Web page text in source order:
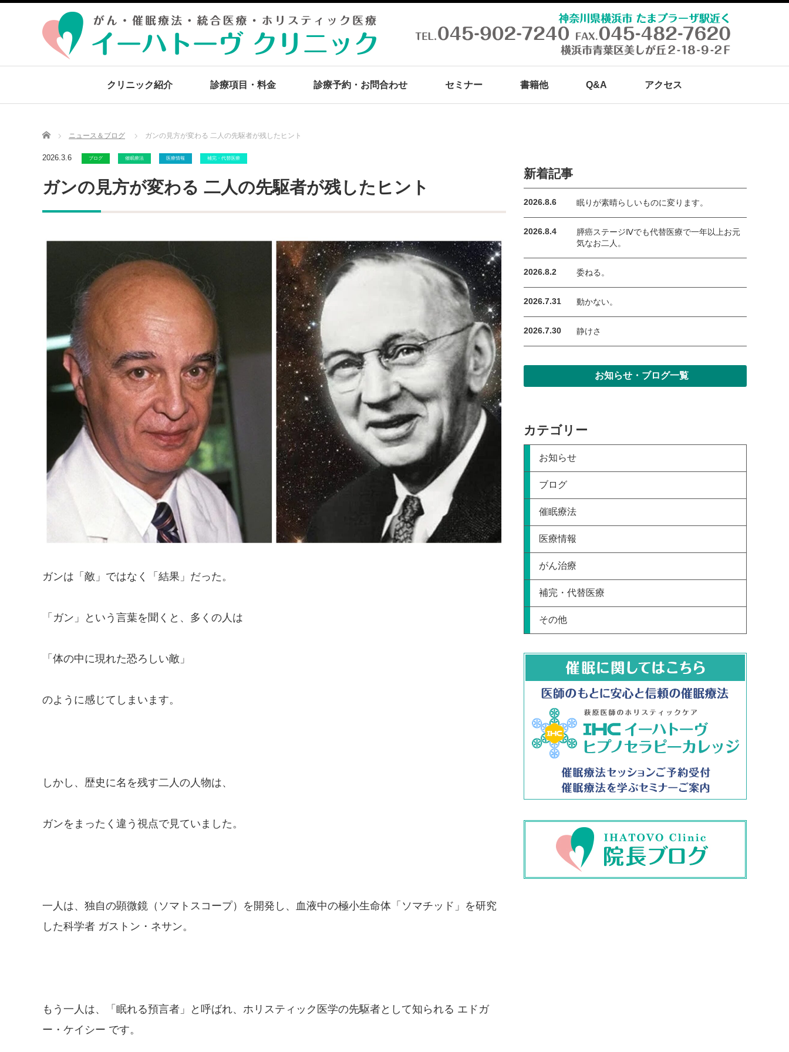
クリニック紹介 診療項目・料金 診療予約・お問合わせ セミナー 書籍他 Q&A アクセス
Home ニュース＆ブログ ガンの見方が変わる 二人の先駆者が残したヒント
2026.3.6 ブログ 催眠療法 医療情報 補完・代替医療
ガンの見方が変わる 二人の先駆者が残したヒント
ガンは「敵」ではなく「結果」だった。
「ガン」という言葉を聞くと、多くの人は
「体の中に現れた恐ろしい敵」
のように感じてしまいます。
しかし、歴史に名を残す二人の人物は、
ガンをまったく違う視点で見ていました。
一人は、独自の顕微鏡（ソマトスコープ）を開発し、血液中の極小生命体「ソマチッド」を研究
した科学者 ガストン・ネサン。
もう一人は、「眠れる預言者」と呼ばれ、ホリスティック医学の先駆者として知られる エドガ
ー・ケイシー です。
新着記事
2026.8.6 眠りが素晴らしいものに変ります。
2026.8.4
膵癌ステージⅣでも代替医療で一年以上お元
気なお二人。
2026.8.2 委ねる。
2026.7.31 動かない。
2026.7.30 静けさ
お知らせ・ブログ一覧
カテゴリー
お知らせ
ブログ
催眠療法
医療情報
がん治療
補完・代替医療
その他